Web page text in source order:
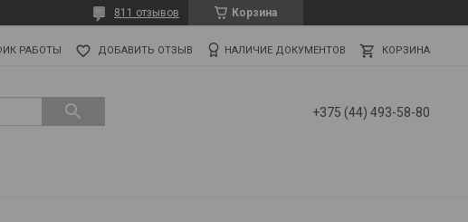
Корзина
811 отзывов
РАБОТЫ ДОБАВИТЬ ОТЗЫВ НАЛИЧИЕ ДОКУМЕНТОВ КОРЗИНА
+375 (44) 493-58-80